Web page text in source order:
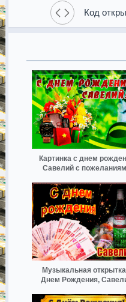
Код
Картинка с днем
Савелий с
Музыкальная
Днем Рождения,